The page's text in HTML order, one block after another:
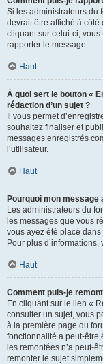
Si les administrateurs du
devrait être affiché à
cliquant sur celui-ci,
rapporter le message.
Haut
À quoi sert le bouton «
rédaction d’un sujet ?
Il vous permet
souhaitez finaliser et
messages enregistrés
l’utilisateur.
Haut
Pourquoi mon message
Les administrateurs du
les messages que vous
vous ayez été placé
Pour plus
Haut
Comment puis-je
En cliquant sur le lien «
consulter un sujet, vous
à la première page du
fonctionnalité a peut-être
les remontées n’a peut-
remonter le sujet